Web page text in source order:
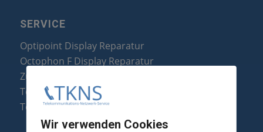
SERVICE
Optipoint Display Reparatur
Octophon F Display Reparatur
Zubehör & Ersatzteile
Telefonanlagen Optimierung
Telefonanlagen Erweiterung
Wir verwenden Cookies